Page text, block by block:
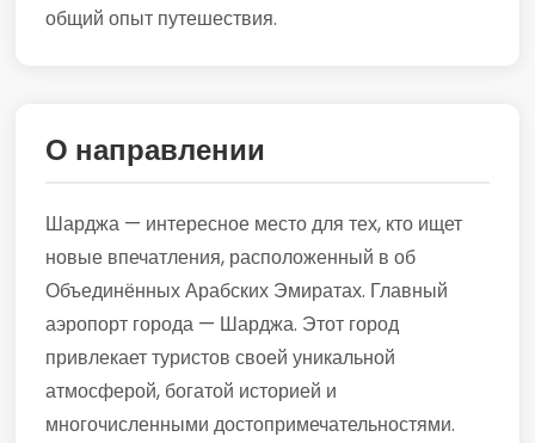
общий опыт путешествия.
О направлении
Шарджа — интересное место для тех, кто ищет
новые впечатления, расположенный в об
Объединённых Арабских Эмиратах. Главный
аэропорт города — Шарджа. Этот город
привлекает туристов своей уникальной
атмосферой, богатой историей и
многочисленными достопримечательностями.